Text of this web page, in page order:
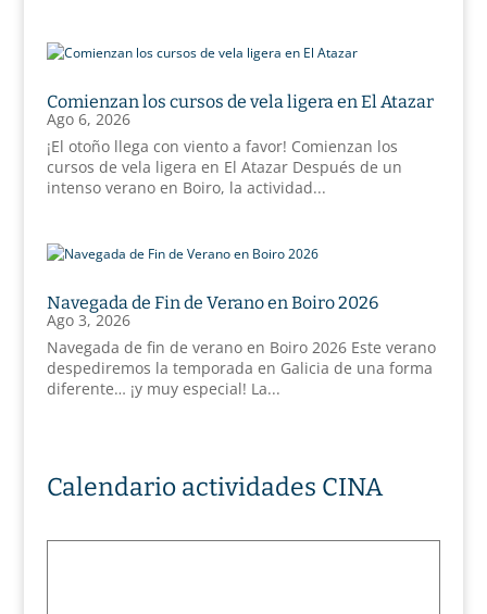
Comienzan los cursos de vela ligera en El Atazar
Ago 6, 2026
¡El otoño llega con viento a favor! Comienzan los
cursos de vela ligera en El Atazar Después de un
intenso verano en Boiro, la actividad...
Navegada de Fin de Verano en Boiro 2026
Ago 3, 2026
Navegada de fin de verano en Boiro 2026 Este verano
despediremos la temporada en Galicia de una forma
diferente… ¡y muy especial! La...
Calendario actividades CINA